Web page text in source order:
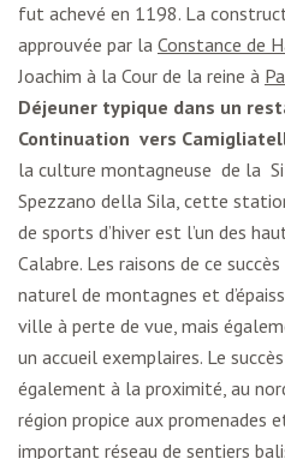
fut achevé en 1198. La
approuvée par la Constance de
Joachim à la Cour de la reine à
Déjeuner typique dans un
Continuation vers
la culture montagneuse de la
Spezzano della Sila, cette
de sports d’hiver est l’un des
Calabre. Les raisons de ce
naturel de montagnes et
ville à perte de vue, mais
un accueil exemplaires. Le
également à la proximité, au
région propice aux promenades
important réseau de sentiers